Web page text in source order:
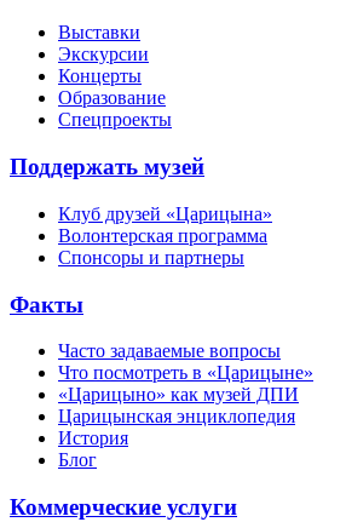
Выставки
Экскурсии
Концерты
Образование
Спецпроекты
Поддержать музей
Клуб друзей «Царицына»
Волонтерская программа
Спонсоры и партнеры
Факты
Часто задаваемые вопросы
Что посмотреть в «Царицыне»
«Царицыно» как музей ДПИ
Царицынская энциклопедия
История
Блог
Коммерческие услуги